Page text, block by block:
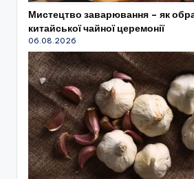
Мистецтво заварювання – як
китайської чайної церемонії
06.08.2026